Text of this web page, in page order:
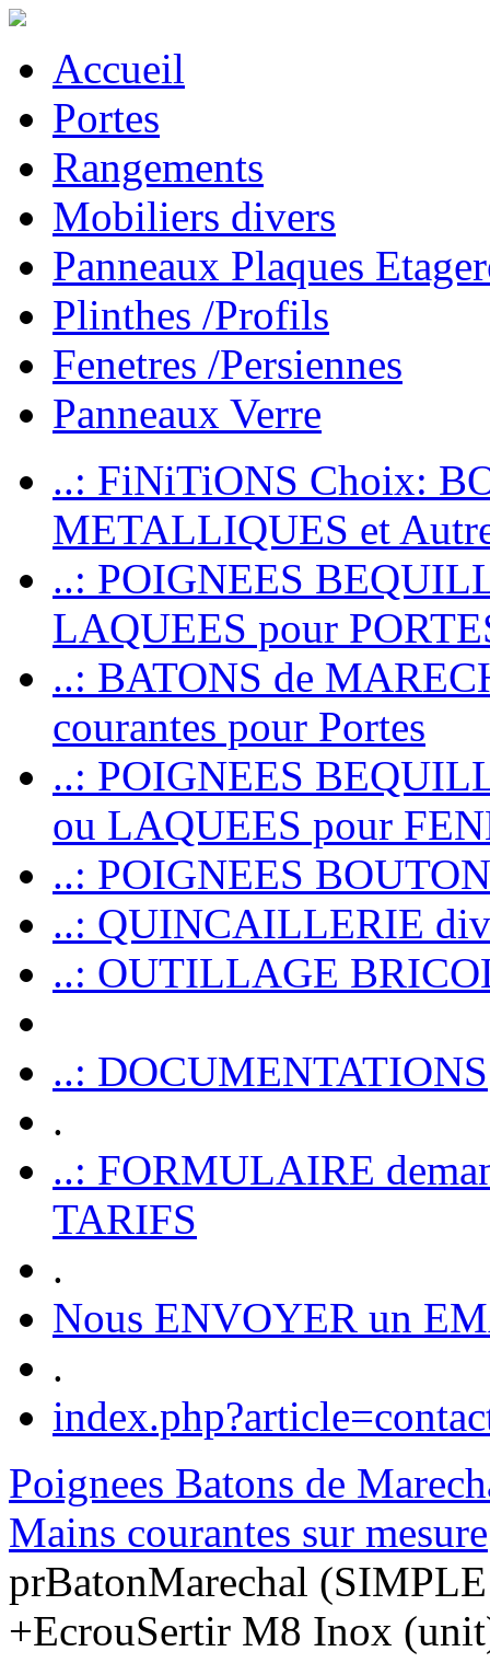
Accueil
Portes
Rangements
Mobiliers divers
Panneaux Plaques
Plinthes /Profils
Fenetres /Persiennes
Panneaux Verre
..: FiNiTiONS Choix:
METALLIQUES et
..: POIGNEES
LAQUEES pour
..: BATONS de
courantes pour Portes
..: POIGNEES
ou LAQUEES pour
..: POIGNEES
..: QUINCAILLERIE
..: OUTILLAGE
..: DOCUMENTATIONS
.
..: FORMULAIRE
TARIFS
.
Nous ENVOYER un
.
Poignees Batons de
Mains courantes sur mesure
prBatonMarechal
+EcrouSertir M8 Inox